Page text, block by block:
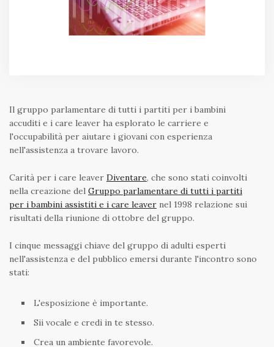
Il gruppo parlamentare di tutti i partiti per i bambini
accuditi e i care leaver ha esplorato le carriere e
l'occupabilità per aiutare i giovani con esperienza
nell'assistenza a trovare lavoro.
Carità per i care leaver Diventare, che sono stati coinvolti
nella creazione del Gruppo parlamentare di tutti i partiti
per i bambini assistiti e i care leaver nel 1998 relazione sui
risultati della riunione di ottobre del gruppo.
I cinque messaggi chiave del gruppo di adulti esperti
nell'assistenza e del pubblico emersi durante l'incontro sono
stati:
L'esposizione è importante.
Sii vocale e credi in te stesso.
Crea un ambiente favorevole.